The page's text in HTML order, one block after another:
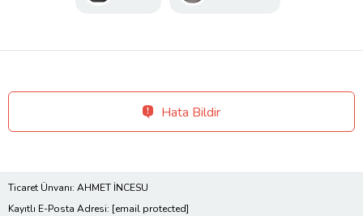
Hata Bildir
Ticaret Ünvanı: AHMET İNCESU
Kayıtlı E-Posta Adresi: [email protected]